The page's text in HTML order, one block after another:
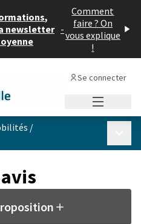
newsletter -
Comment
faire ? On
vous explique
!
Se connecter
/